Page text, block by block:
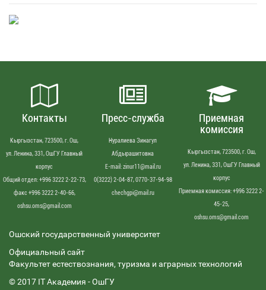
Контакты
Кыргызстан, 723500, г. Ош,
ул. Ленина, 331, ОшГУ Главный
корпус
Общий отдел: +996 3222 2-22-73,
факс +996 3222 2-40-66,
oshsu.oms@gmail.com
Пресс-служба
Нуралиева Зинагул
Абдырашитовна
Е-mail: zinur11@mail.ru
0(3222) 2-04-87, 0770-37-94-98
chechgpi@mail.ru
Приемная
комиссия
Кыргызстан, 723500, г. Ош,
ул. Ленина, 331, ОшГУ Главный
корпус
Приемная комиссия: +996 3222 2-
45-25,
oshsu.oms@gmail.com
Ошский государственный университет
Официальный сайт
Факультет естествознания, туризма и аграрных технологий
© 2017 IT Академия - OшГУ